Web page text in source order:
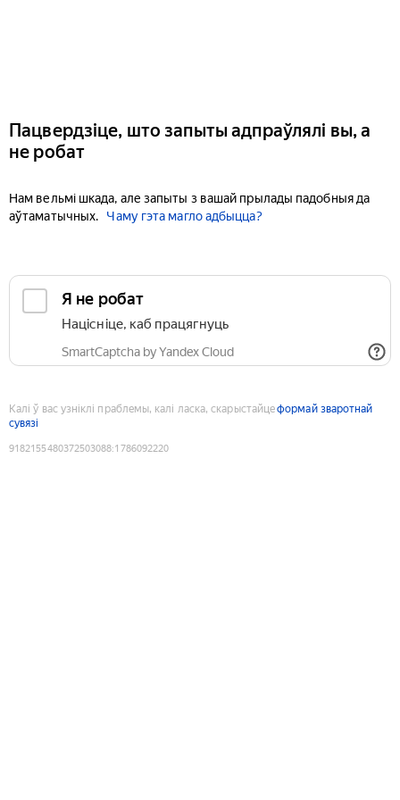
Пацвердзіце, што запыты адпраўлялі вы, а
не робат
Нам вельмі шкада, але запыты з вашай прылады падобныя да
аўтаматычных.
Чаму гэта магло адбыцца?
Я не робат
Націсніце, каб працягнуць
SmartCaptcha by Yandex Cloud
Калі ў вас узніклі праблемы, калі ласка, скарыстайцеформай зваротнай
сувязі
9182155480372503088:1786092220